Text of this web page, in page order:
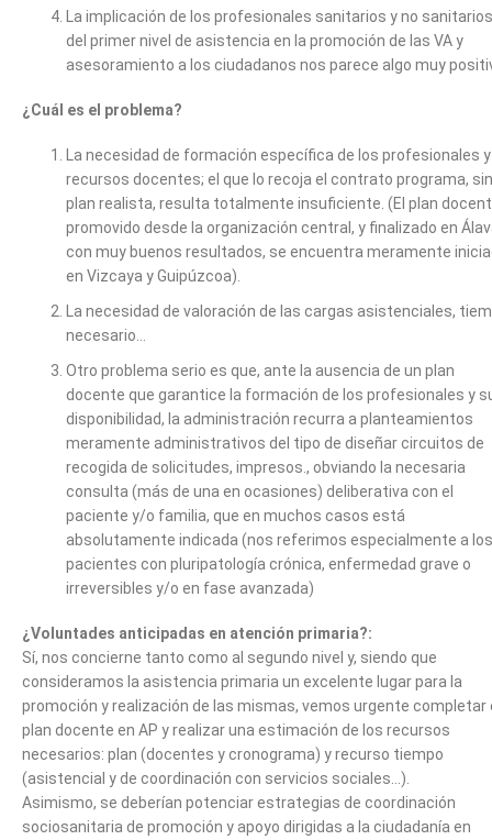
La implicación de los profesionales sanitarios y no sanitarios
del primer nivel de asistencia en la promoción de las VA y
asesoramiento a los ciudadanos nos parece algo muy
¿Cuál es el problema?
La necesidad de formación específica de los profesionales
recursos docentes; el que lo recoja el contrato programa,
plan realista, resulta totalmente insuficiente. (El plan
promovido desde la organización central, y finalizado en
con muy buenos resultados, se encuentra meramente
en Vizcaya y Guipúzcoa).
La necesidad de valoración de las cargas asistenciales,
necesario…
Otro problema serio es que, ante la ausencia de un plan
docente que garantice la formación de los profesionales y
disponibilidad, la administración recurra a planteamientos
meramente administrativos del tipo de diseñar circuitos de
recogida de solicitudes, impresos., obviando la necesaria
consulta (más de una en ocasiones) deliberativa con el
paciente y/o familia, que en muchos casos está
absolutamente indicada (nos referimos especialmente a los
pacientes con pluripatología crónica, enfermedad grave o
irreversibles y/o en fase avanzada)
¿Voluntades anticipadas en atención primaria?:
Sí, nos concierne tanto como al segundo nivel y, siendo que
consideramos la asistencia primaria un excelente lugar para la
promoción y realización de las mismas, vemos urgente completar
plan docente en AP y realizar una estimación de los recursos
necesarios: plan (docentes y cronograma) y recurso tiempo
(asistencial y de coordinación con servicios sociales…).
Asimismo, se deberían potenciar estrategias de coordinación
sociosanitaria de promoción y apoyo dirigidas a la ciudadanía en